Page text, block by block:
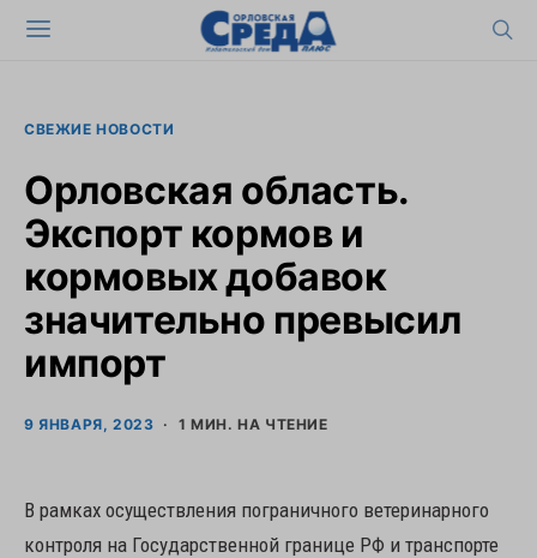
СВЕЖИЕ НОВОСТИ
Орловская область.
Экспорт кормов и
кормовых добавок
значительно превысил
импорт
9 ЯНВАРЯ, 2023 1 МИН. НА ЧТЕНИЕ
В рамках осуществления пограничного ветеринарного
контроля на Государственной границе РФ и транспорте